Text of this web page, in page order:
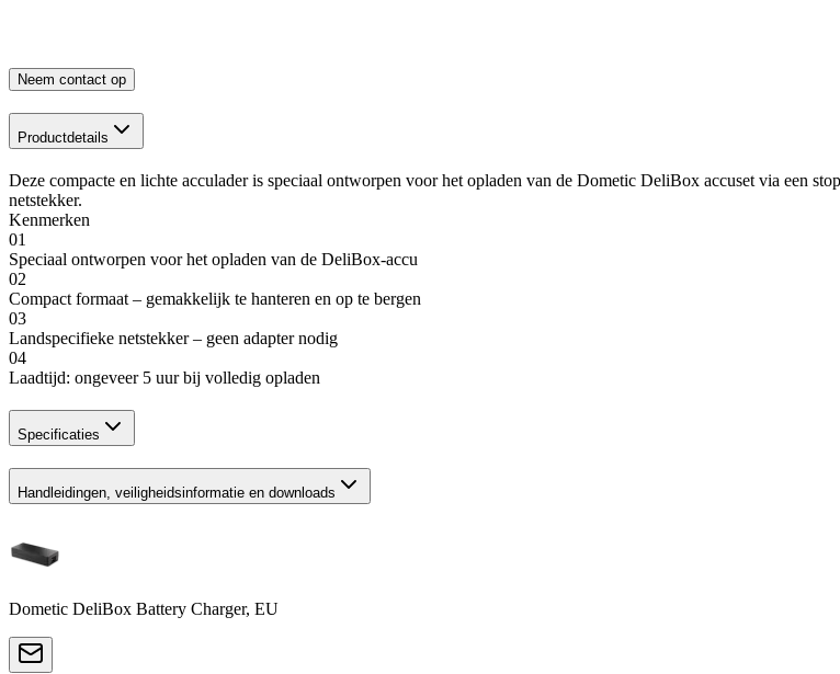
Neem contact op
Productdetails
Deze compacte en lichte acculader is speciaal ontworpen voor het opladen van de Dometic DeliBox accuset via een
netstekker.
Kenmerken
01
Speciaal ontworpen voor het opladen van de DeliBox-accu
02
Compact formaat – gemakkelijk te hanteren en op te bergen
03
Landspecifieke netstekker – geen adapter nodig
04
Laadtijd: ongeveer 5 uur bij volledig opladen
Specificaties
Handleidingen, veiligheidsinformatie en downloads
Dometic DeliBox Battery Charger, EU